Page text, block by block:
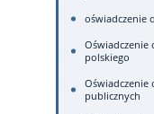
oświadczenie
polskiego
Oświadczenie
publicznych